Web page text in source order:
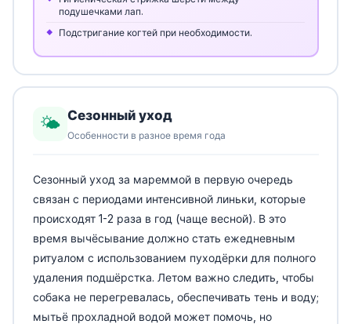
подушечками лап.
Подстригание когтей при необходимости.
🌤️ Сезонный уход
Особенности в разное время года
Сезонный уход за мареммой в первую очередь
связан с периодами интенсивной линьки, которые
происходят 1-2 раза в год (чаще весной). В это
время вычёсывание должно стать ежедневным
ритуалом с использованием пуходёрки для полного
удаления подшёрстка. Летом важно следить, чтобы
собака не перегревалась, обеспечивать тень и воду;
мытьё прохладной водой может помочь, но